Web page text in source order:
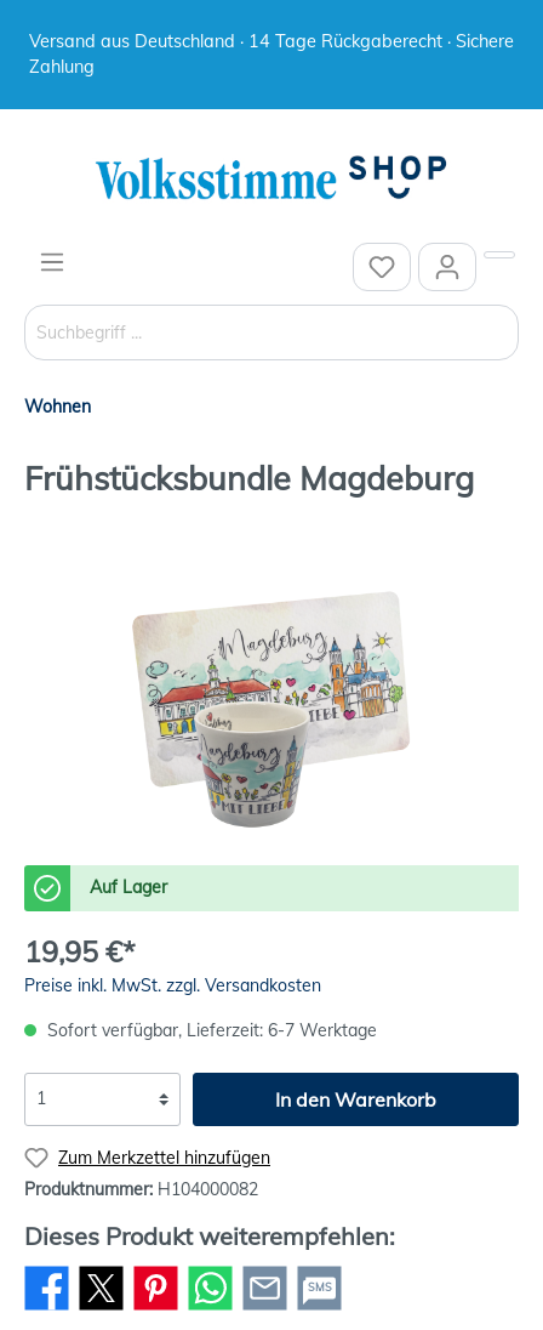
Versand aus Deutschland · 14 Tage Rückgaberecht · Sichere
Zahlung
Wohnen
Frühstücksbundle Magdeburg
Auf Lager
19,95 €*
Preise inkl. MwSt. zzgl. Versandkosten
Sofort verfügbar, Lieferzeit: 6-7 Werktage
In den Warenkorb
Zum Merkzettel hinzufügen
Produktnummer: H104000082
Dieses Produkt weiterempfehlen:
SMS